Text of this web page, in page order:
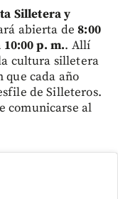
Silletera y
abierta de8:00
p. m.. Allí
cultura silletera
que cada año
de Silleteros.
comunicarse al